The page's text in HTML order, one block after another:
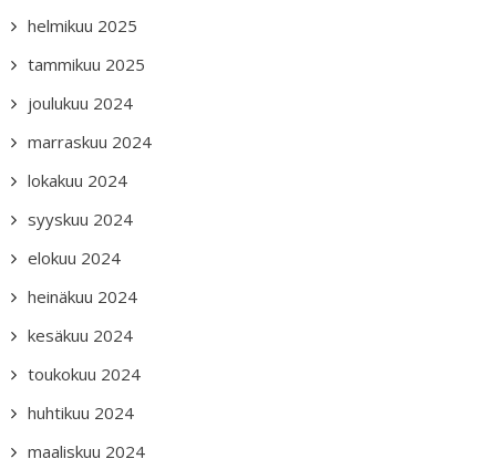
helmikuu 2025
tammikuu 2025
joulukuu 2024
marraskuu 2024
lokakuu 2024
syyskuu 2024
elokuu 2024
heinäkuu 2024
kesäkuu 2024
toukokuu 2024
huhtikuu 2024
maaliskuu 2024